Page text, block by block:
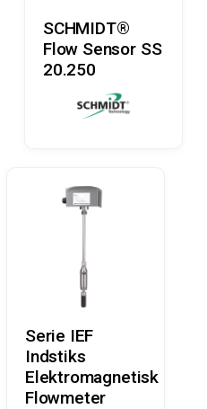
Læs Mere
SCHMIDT®
Flow Sensor SS
20.250
Serie IEF
Indstiks
Elektromagnetisk
Flowmeter